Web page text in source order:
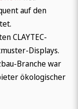
auf den
CLAYTEC-
Displays.
Branche war
ökologischer